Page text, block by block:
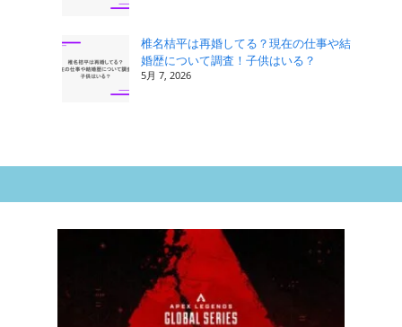
椎名桔平は再婚してる？現在の仕事や結
婚歴について調査！子供はいる？
5月 7, 2026